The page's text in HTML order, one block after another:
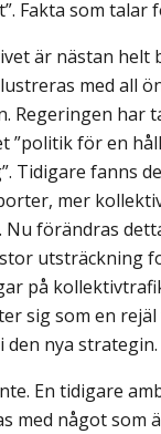
Fakta som talar
är nästan helt
med all
Regeringen har
”politik för en
Tidigare fanns
mer
Nu förändras
utsträckning
på
sig som en
nya strategin.
En tidigare
med något som